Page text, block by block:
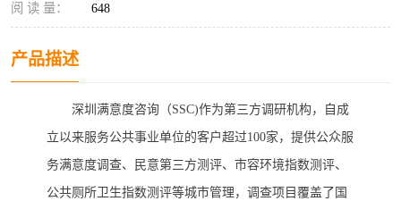
阅 读 量： 648
产品描述
深圳满意度咨询（SSC)作为第三方调研机构，自成
立以来服务公共事业单位的客户超过100家，提供公众服
务满意度调查、民意第三方测评、市容环境指数测评、
公共厕所卫生指数测评等城市管理，调查项目覆盖了国